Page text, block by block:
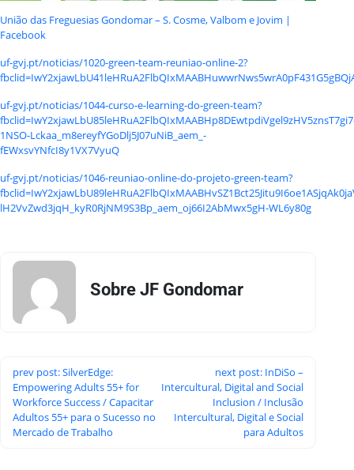
União das Freguesias Gondomar – S. Cosme, Valbom e Jovim |
Facebook
uf-gvj.pt/noticias/1020-green-team-reuniao-online-2?
uf-gvj.pt/noticias/1044-curso-e-learning-do-green-team?
1NSO-Lckaa_m8ereyfYGoDlj5J07uNiB_aem_-
fEWxsvYNfcI8y1VX7VyuQ
uf-gvj.pt/noticias/1046-reuniao-online-do-projeto-green-team?
lH2VvZwd3jqH_kyR0RjNM9S3Bp_aem_oj66I2AbMwx5gH-WL6y80g
Sobre JF Gondomar
prev post: SilverEdge:
Empowering Adults 55+ for
Workforce Success / Capacitar
Adultos 55+ para o Sucesso no
Mercado de Trabalho
next post: InDiSo –
Intercultural, Digital and Social
Inclusion / Inclusão
Intercultural, Digital e Social
para Adultos